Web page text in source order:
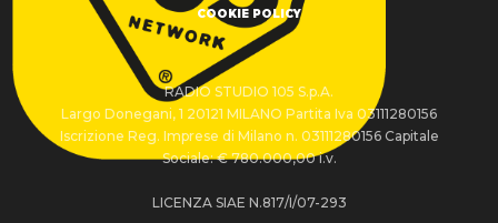
COOKIE POLICY
RADIO STUDIO 105 S.p.A.
Largo Donegani, 1 20121 MILANO Partita Iva 03111280156
Iscrizione Reg. Imprese di Milano n. 03111280156 Capitale
Sociale: € 780.000,00 i.v.
LICENZA SIAE N.817/I/07-293